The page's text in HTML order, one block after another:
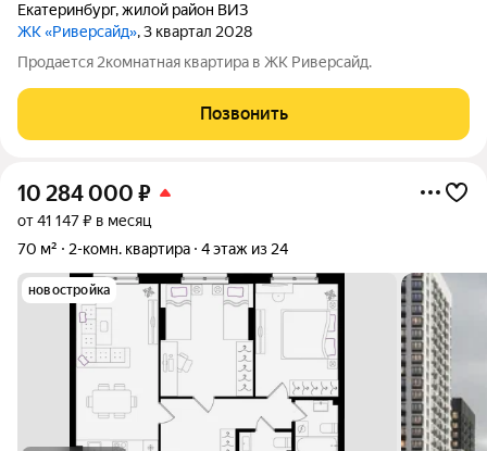
Екатеринбург,жилой район ВИЗ
ЖК «Риверсайд», 3 квартал 2028
Продается 2комнатная квартира в ЖК Риверсайд.
Позвонить
10 284 000 ₽
от 41 147 ₽ в месяц
70 м²
2-комн. квартира 4 этаж из 24
новостройка